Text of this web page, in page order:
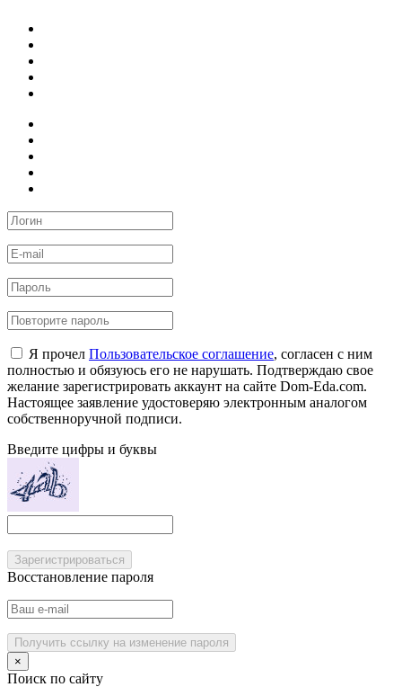
Я прочел Пользовательское соглашение, согласен с ним
полностью и обязуюсь его не нарушать. Подтверждаю свое
желание зарегистрировать аккаунт на сайте Dom-Eda.com.
Настоящее заявление удостоверяю электронным аналогом
собственноручной подписи.
Введите цифры и буквы
Зарегистрироваться
Восстановление пароля
Получить ссылку на изменение пароля
×
Поиск по сайту